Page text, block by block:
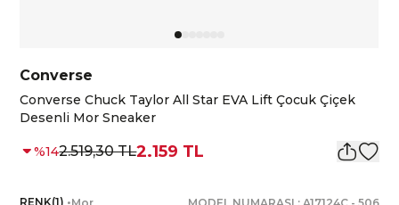
Converse
Converse Chuck Taylor All Star EVA Lift Çocuk Çiçek
Desenli Mor Sneaker
%142.519,30 TL2.159 TL
RENK(1) •